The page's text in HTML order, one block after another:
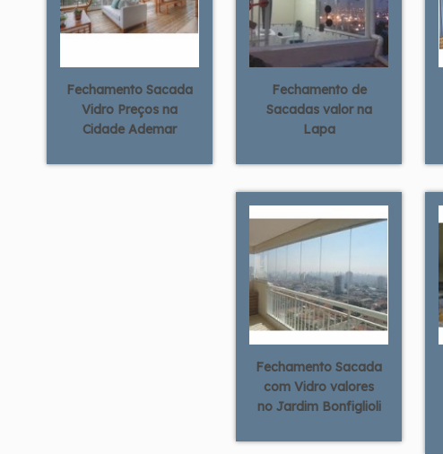
Fechamento Sacada
Vidro Preços na
Cidade Ademar
Fechamento de
Sacadas valor na
Lapa
Fechamento Sacada
com Vidro valores
no Jardim Bonfiglioli